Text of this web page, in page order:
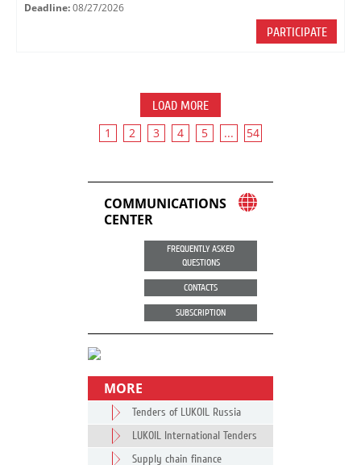
Deadline: 08/27/2026
PARTICIPATE
LOAD MORE
1 2 3 4 5 ... 54
COMMUNICATIONS
CENTER
FREQUENTLY ASKED
QUESTIONS
CONTACTS
SUBSCRIPTION
MORE
Tenders of LUKOIL Russia
LUKOIL International Tenders
Supply chain finance